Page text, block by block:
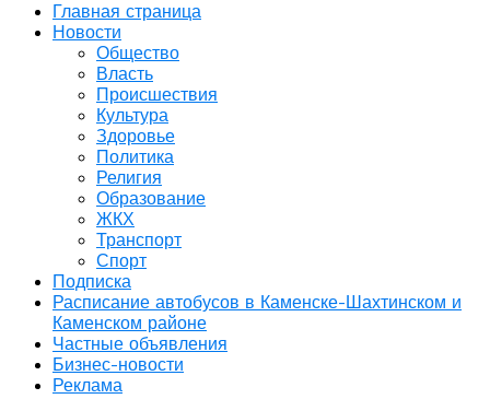
Главная страница
Новости
Общество
Власть
Происшествия
Культура
Здоровье
Политика
Религия
Образование
ЖКХ
Транспорт
Спорт
Подписка
Расписание автобусов в Каменске-Шахтинском и
Каменском районе
Частные объявления
Бизнес-новости
Реклама